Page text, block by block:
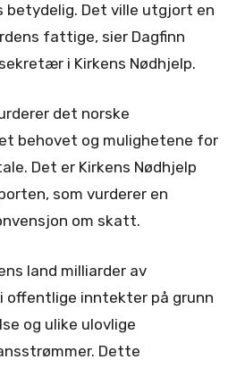
betydelig. Det ville utgjort en
fattige, sier Dagfinn
i Kirkens Nødhjelp.
det norske
behovet og mulighetene for
Det er Kirkens Nødhjelp
som vurderer en
om skatt.
land milliarder av
offentlige inntekter på grunn
og ulike ulovlige
Dette